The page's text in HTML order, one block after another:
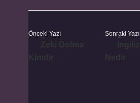
Önceki Yazı Sonraki Yazı